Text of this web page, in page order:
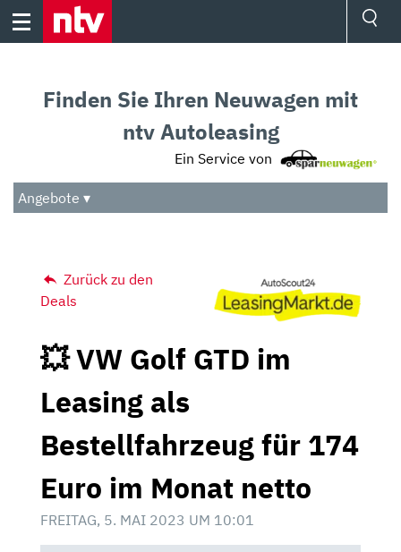
Skip
Audio
Das Beste
Finden Sie Ihren Neuwagen mit
ntv Autoleasing
Ein Service von
Angebote ▾
Zurück zu den
Deals
💥 VW Golf GTD im
Leasing als
Bestellfahrzeug für 174
Euro im Monat netto
FREITAG, 5. MAI 2023 UM 10:01